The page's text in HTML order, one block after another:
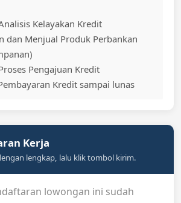
Kelayakan Kredit
dan Menjual Produk Perbankan
Pengajuan Kredit
Kredit sampai lunas
Kerja
lengkap, lalu klik tombol kirim.
lowongan ini sudah